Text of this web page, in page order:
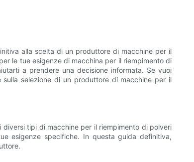
alla scelta di un produttore di macchine per il
le tue esigenze di macchina per il riempimento di
a prendere una decisione informata. Se vuoi
selezione di un produttore di macchine per il
tipi di macchine per il riempimento di polveri
esigenze specifiche. In questa guida definitiva,